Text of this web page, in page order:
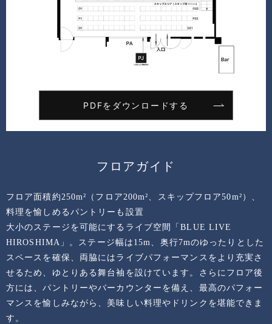
PDFをダウンロードする
フロアガイド
フロア面積約250m²（フロア200m²、スキップフロア50m²）、
料理を愉しめるパントリーも設置
大小のステージを可能にするライブ空間「BLUE LIVE
HIROSHIMA」。ステージ幅は15m、奥行7mのゆったりとした
スペースを確保、両脇にはライブパフォーマンスをより充実さ
せるため、ゆとりある舞台袖を設けています。さらにフロア後
方には、パントリーやバーカウンターを備え、最高のパフォー
マンスを愉しみながら、美味しい料理やドリンクを堪能できま
す。